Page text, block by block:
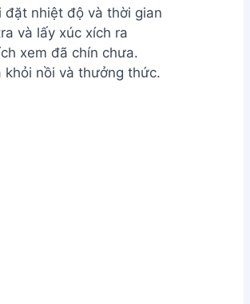
đặt nhiệt độ và thời gian
và lấy xúc xích ra
xem đã chín chưa.
khỏi nồi và thưởng thức.